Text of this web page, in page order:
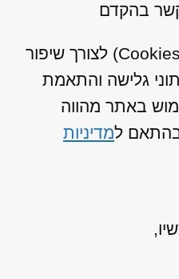
בהקדם
האתר משתמש בעוגיות (Cookies) לצורך שיפור
גלישה והתאמת
באתר מהווה
בהתאם למדיניות